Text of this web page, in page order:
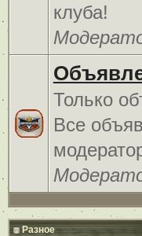
клуба!
Только
Все
Разное